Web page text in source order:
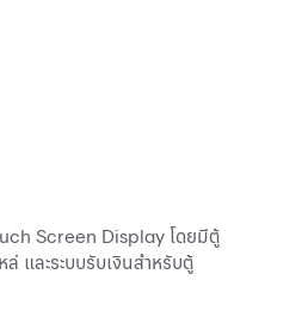
Screen Display โดยมีตู้
และระบบรับเงินสำหรับตู้